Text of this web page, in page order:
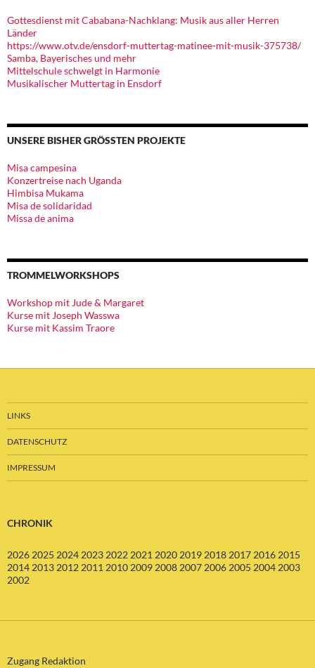
Gottesdienst mit Cababana-Nachklang: Musik aus aller Herren
Länder
https://www.otv.de/ensdorf-muttertag-matinee-mit-musik-375738/
Samba, Bayerisches und mehr
Mittelschule schwelgt in Harmonie
Musikalischer Muttertag in Ensdorf
UNSERE BISHER GRÖSSTEN PROJEKTE
Misa campesina
Konzertreise nach Uganda
Himbisa Mukama
Misa de solidaridad
Missa de anima
TROMMELWORKSHOPS
Workshop mit Jude & Margaret
Kurse mit Joseph Wasswa
Kurse mit Kassim Traore
LINKS
DATENSCHUTZ
IMPRESSUM
CHRONIK
2026 2025 2024 2023 2022 2021 2020 2019 2018 2017 2016 2015
2014 2013 2012 2011 2010 2009 2008 2007 2006 2005 2004 2003
2002
Zugang Redaktion